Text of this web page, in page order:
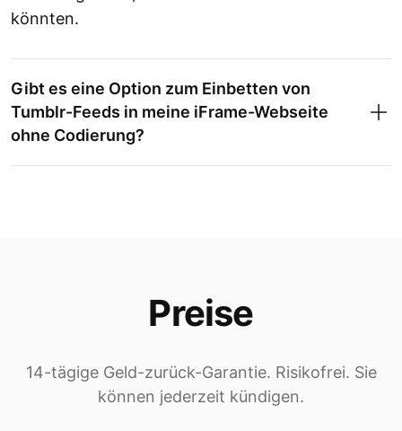
könnten.
Gibt es eine Option zum Einbetten von
Tumblr-Feeds in meine iFrame-Webseite
ohne Codierung?
Preise
14-tägige Geld-zurück-Garantie. Risikofrei. Sie
können jederzeit kündigen.